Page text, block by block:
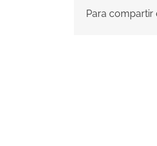
Para compartir